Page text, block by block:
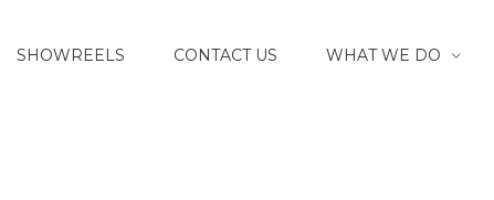
SHOWREELS CONTACT US WHAT WE DO